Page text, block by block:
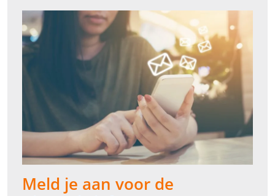
Meld je aan voor de